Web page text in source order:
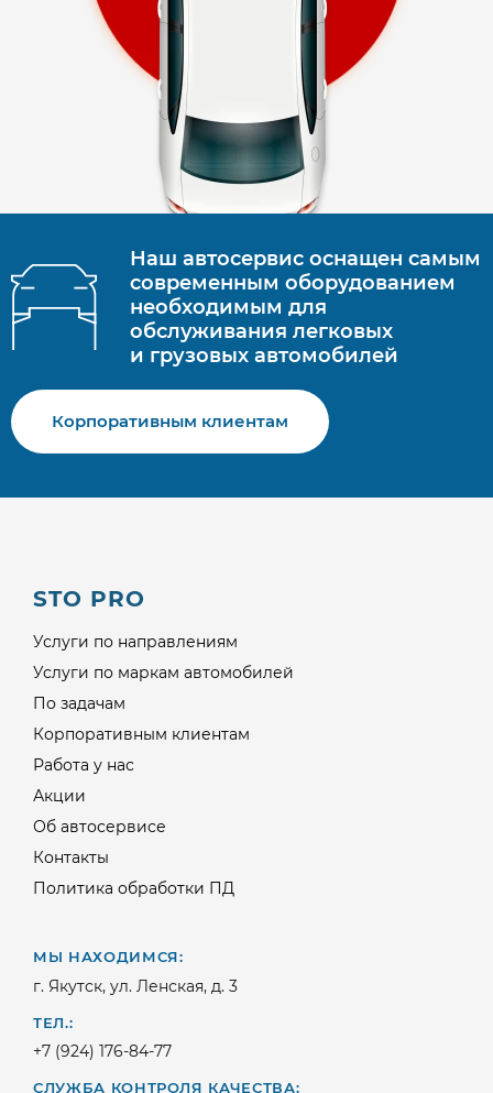
Наш автосервис оснащен самым
современным оборудованием
необходимым для
обслуживания легковых
и грузовых автомобилей
Корпоративным клиентам
STO PRO
Услуги по направлениям
Услуги по маркам автомобилей
По задачам
Корпоративным клиентам
Работа у нас
Акции
Об автосервисе
Контакты
Политика обработки ПД
МЫ НАХОДИМСЯ:
г. Якутск, ул. Ленская, д. 3
ТЕЛ.:
+7 (924) 176-84-77
СЛУЖБА КОНТРОЛЯ КАЧЕСТВА: